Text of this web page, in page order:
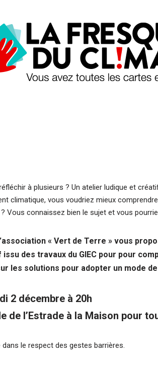
à plusieurs ? Un atelier ludique et
climatique, vous voudriez mieux
Vous connaissez bien le sujet et vous
« Vert de Terre » vous
des travaux du GIEC pour pour
les solutions pour adopter un mode
2 décembre à 20h
de l’Estrade à la Maison pour
le respect des gestes barrières.